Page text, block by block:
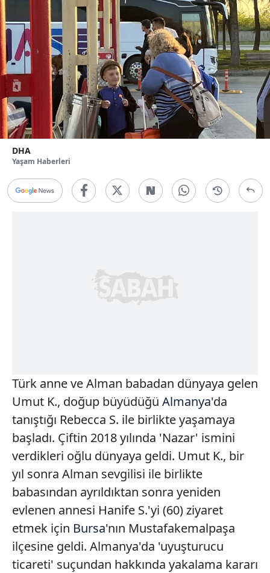
DHA
Yaşam Haberleri
Türk anne ve Alman babadan dünyaya gelen
Umut K., doğup büyüdüğü Almanya'da
tanıştığı Rebecca S. ile birlikte yaşamaya
başladı. Çiftin 2018 yılında 'Nazar' ismini
verdikleri oğlu dünyaya geldi. Umut K., bir
yıl sonra Alman sevgilisi ile birlikte
babasından ayrıldıktan sonra yeniden
evlenen annesi Hanife S.'yi (60) ziyaret
etmek için Bursa'nın Mustafakemalpaşa
ilçesine geldi. Almanya'da 'uyuşturucu
ticareti' suçundan hakkında yakalama kararı